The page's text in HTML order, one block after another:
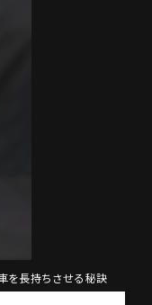
を長持ちさせる秘訣